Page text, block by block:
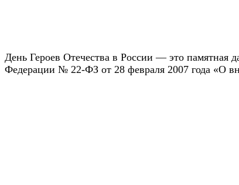
День Героев Отечества в России — это памятная
Федерации № 22-ФЗ от 28 февраля 2007 года «О